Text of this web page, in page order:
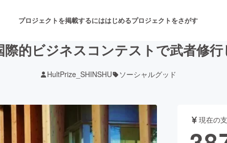
プロジェクトを掲載するにははじめるプロジェクトをさがす
音楽 舞台・パフォーマンス
的ビジネスコンテストで武者修行
HultPrize_SHINSHU ソーシャルグッド
現在の